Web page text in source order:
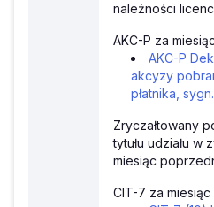
należności
AKC-P za
AKC-P
akcyzy
płatnika,
Zryczałtowany
tytułu udziału w
miesiąc
CIT-7 za